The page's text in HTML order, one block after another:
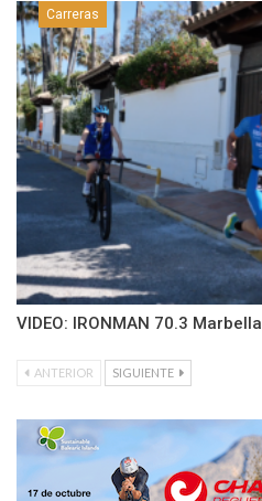
Carreras
VIDEO: IRONMAN 70.3 Marbella
ANTERIOR SIGUIENTE